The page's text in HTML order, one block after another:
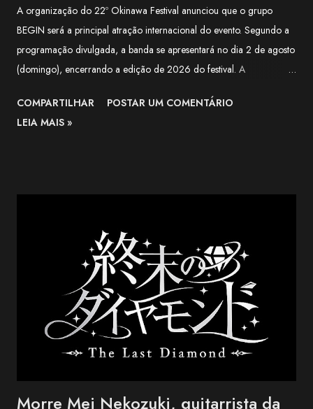
A organização do 22º Okinawa Festival anunciou que o grupo
BEGIN será a principal atração internacional do evento. Segundo a
programação divulgada, a banda se apresentará no dia 2 de agosto
(domingo), encerrando a edição de 2026 do festival. A
celebrar os 100 anos da Associação Okinawa Kenjin do Brasil
(AOKB) , fundada em 22 de agosto de 1926 . Além do centenário
influências da música tradicional de Okinawa com folk, blues e pop.
Entre os maiores sucessos do BEGIN estão "Shimanchu nu Takara",
"Nada Sousou", "Koishikute", "Egao no Manma" e "Umi no Koe" ,
canções que atravessaram ge...
COMPARTILHAR
POSTAR UM COMENTÁRIO
LEIA MAIS »
Morre Mei Nekozuki, guitarrista da